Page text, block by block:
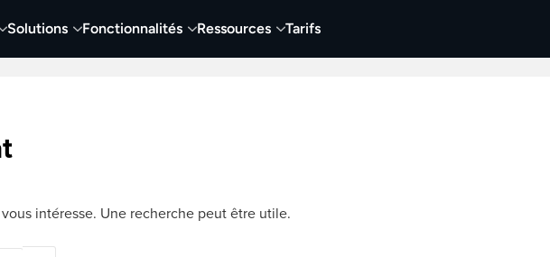
Solutions Fonctionnalités Ressources Tarifs
et enregistrement vidéo Vidéo Visuels
intéresse. Une recherche peut être utile.